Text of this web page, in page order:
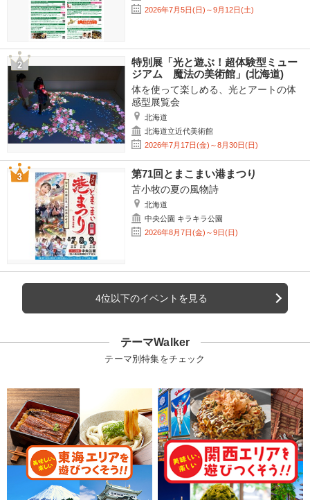
2026年7月5日(日)～9月12日(土)
特別展「光と遊ぶ！超体験型ミュー
ジアム 魔法の美術館」(北海道)
体を使って楽しめる、光とアートの体
感型展覧会
北海道
北海道立近代美術館
2026年7月17日(金)～8月30日(日)
第71回とまこまい港まつり
苫小牧の夏の風物詩
北海道
中央公園 キラキラ公園
2026年8月7日(金)～9日(日)
4位以下のイベントを見る
テーマWalker
テーマ別特集をチェック